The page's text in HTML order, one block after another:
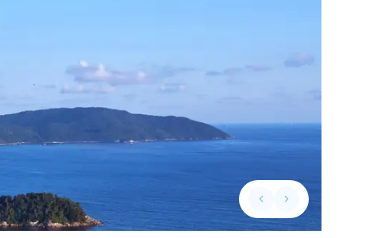
keyboard_arrow_leftPrevious slide
keyboard_arrow_rightNext slide